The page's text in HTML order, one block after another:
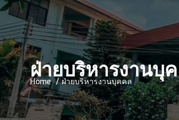
ฝ่ายบริหารงานบุ
Home ฝ่ายบริหารงานบุคคล